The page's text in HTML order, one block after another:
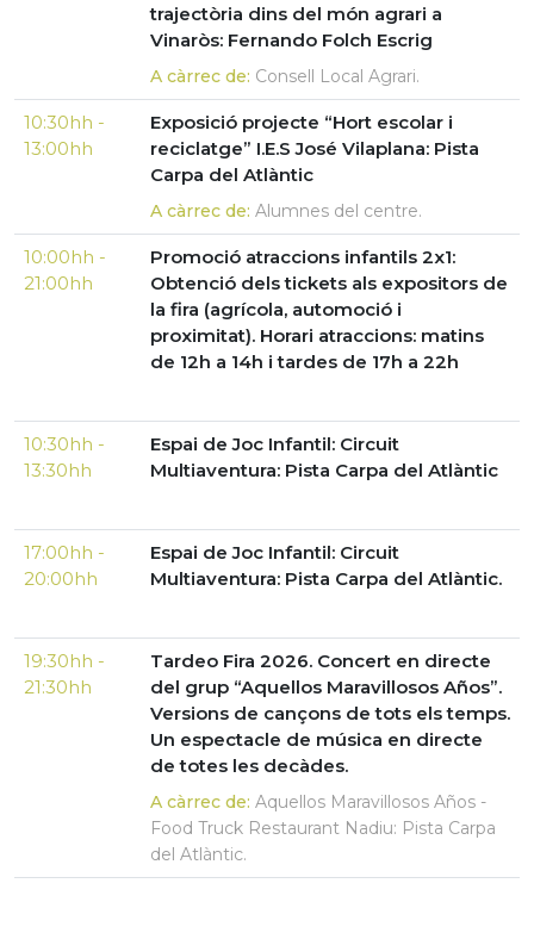
trajectòria dins del món agrari a
Vinaròs: Fernando Folch Escrig
A càrrec de: Consell Local Agrari.
10:30hh -
13:00hh
Exposició projecte “Hort escolar i
reciclatge” I.E.S José Vilaplana: Pista
Carpa del Atlàntic
A càrrec de: Alumnes del centre.
10:00hh -
21:00hh
Promoció atraccions infantils 2x1:
Obtenció dels tickets als expositors de
la fira (agrícola, automoció i
proximitat). Horari atraccions: matins
de 12h a 14h i tardes de 17h a 22h
10:30hh -
13:30hh
Espai de Joc Infantil: Circuit
Multiaventura: Pista Carpa del Atlàntic
17:00hh -
20:00hh
Espai de Joc Infantil: Circuit
Multiaventura: Pista Carpa del Atlàntic.
19:30hh -
21:30hh
Tardeo Fira 2026. Concert en directe
del grup “Aquellos Maravillosos Años”.
Versions de cançons de tots els temps.
Un espectacle de música en directe
de totes les decàdes.
A càrrec de: Aquellos Maravillosos Años -
Food Truck Restaurant Nadiu: Pista Carpa
del Atlàntic.